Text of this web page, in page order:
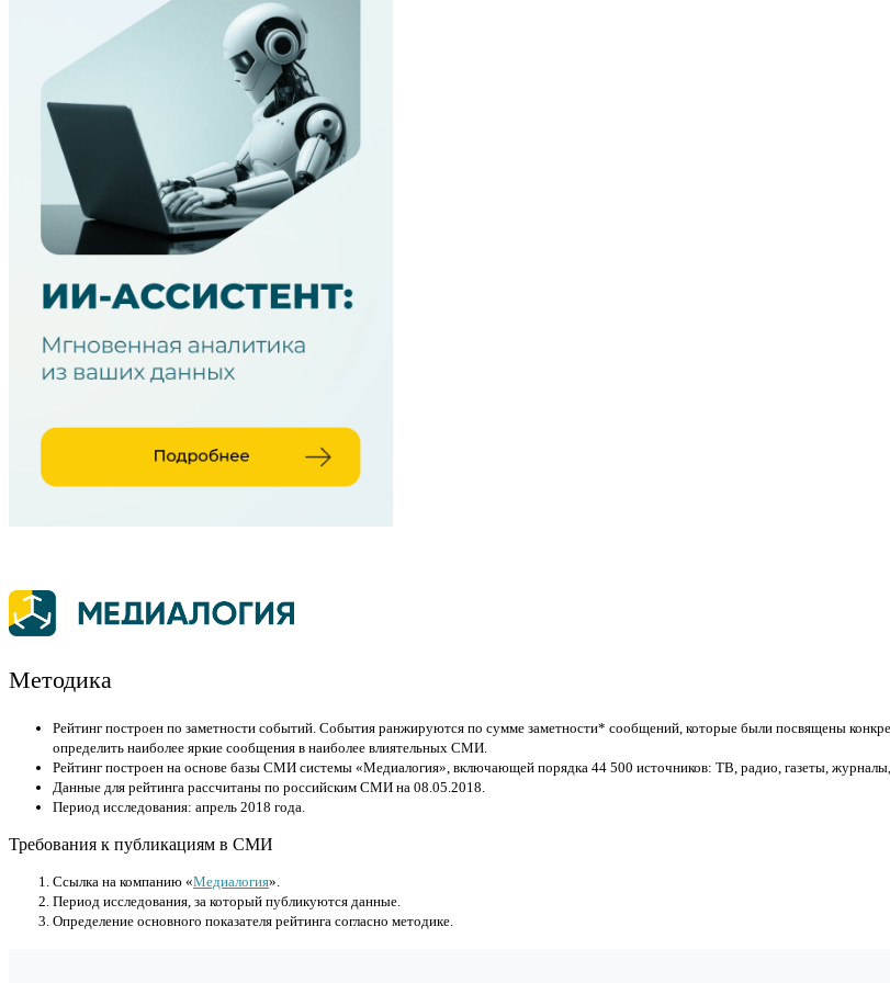
Методика
Рейтинг построен по заметности событий. События ранжируются по сумме заметности* сообщений, которые были посвящены
определить наиболее яркие сообщения в наиболее влиятельных СМИ.
Рейтинг построен на основе базы СМИ системы «Медиалогия», включающей порядка 44 500 источников: ТВ, радио, газеты,
Данные для рейтинга рассчитаны по российским СМИ на 08.05.2018.
Период исследования: апрель 2018 года.
Требования к публикациям в СМИ
Cсылка на компанию «Медиалогия».
Период исследования, за который публикуются данные.
Определение основного показателя рейтинга согласно методике.